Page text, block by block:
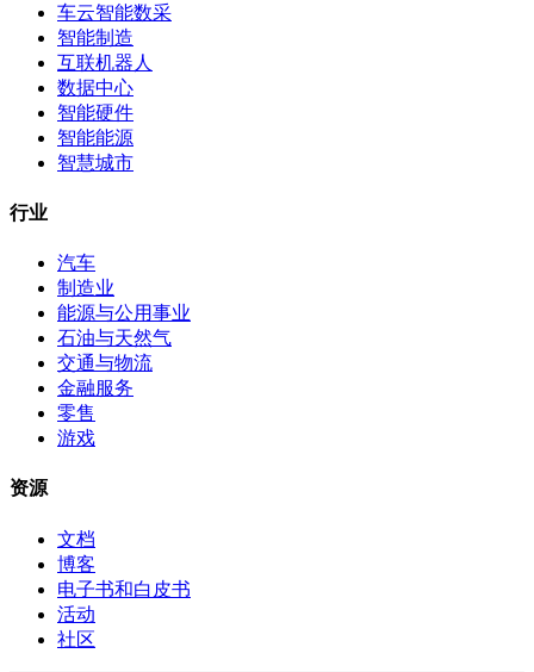
车云智能数采
智能制造
互联机器人
数据中心
智能硬件
智能能源
智慧城市
行业
汽车
制造业
能源与公用事业
石油与天然气
交通与物流
金融服务
零售
游戏
资源
文档
博客
电子书和白皮书
活动
社区